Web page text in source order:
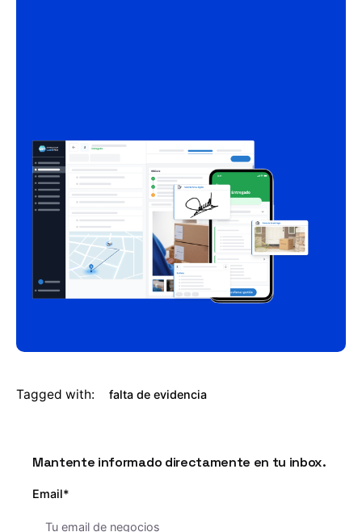
Tagged with: falta de evidencia
Mantente informado directamente en tu inbox.
Email*